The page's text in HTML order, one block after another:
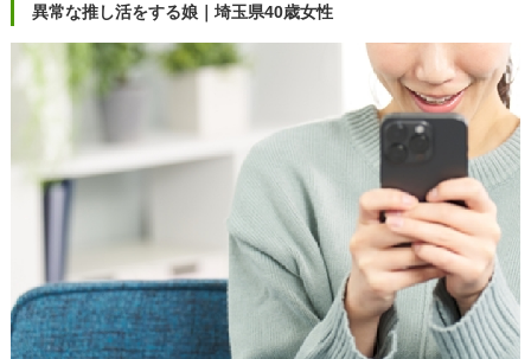
異常な推し活をする娘｜埼玉県40歳女性